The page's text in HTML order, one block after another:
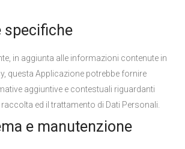
specifiche
in aggiunta alle informazioni contenute in
questa Applicazione potrebbe fornire
aggiuntive e contestuali riguardanti
ed il trattamento di Dati Personali.
e manutenzione